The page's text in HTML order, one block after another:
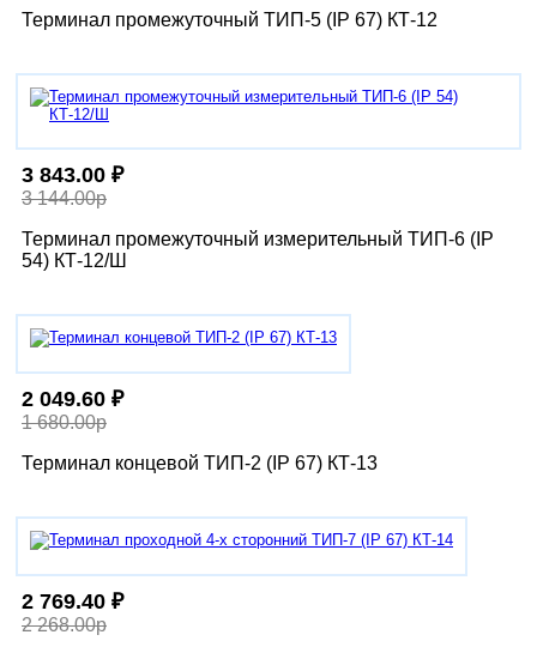
Терминал промежуточный ТИП-5 (IP 67) КТ-12
3 843.00 ₽
3 144.00р
Терминал промежуточный измерительный ТИП-6 (IP
54) КТ-12/Ш
2 049.60 ₽
1 680.00р
Терминал концевой ТИП-2 (IP 67) КТ-13
2 769.40 ₽
2 268.00р